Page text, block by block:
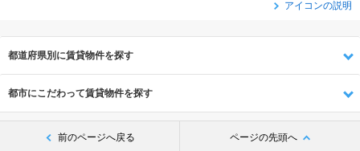
アイコンの説明
都道府県別に賃貸物件を探す
都市にこだわって賃貸物件を探す
前のページへ戻る ページの先頭へ